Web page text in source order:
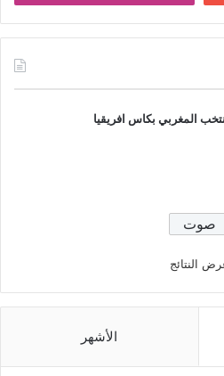
المغربي بكاس افريقيا
النتائج
الأشهر